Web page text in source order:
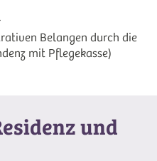
Belangen durch die
mit Pflegekasse)
und